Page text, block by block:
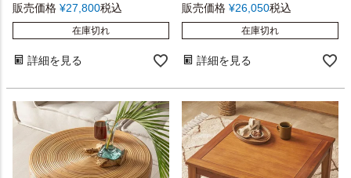
販売価格 ¥27,800税込
在庫切れ
詳細を見る
販売価格 ¥26,050税込
在庫切れ
詳細を見る